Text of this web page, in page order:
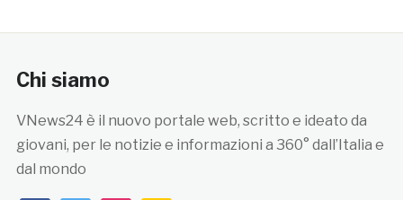
Chi siamo
VNews24 è il nuovo portale web, scritto e ideato da
giovani, per le notizie e informazioni a 360° dall’Italia e
dal mondo